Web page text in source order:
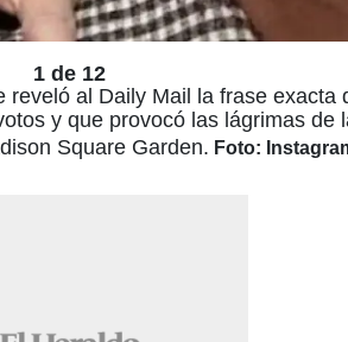
1 de 12
al Daily Mail la frase exacta
y que provocó las lágrimas de
Square Garden. Foto: